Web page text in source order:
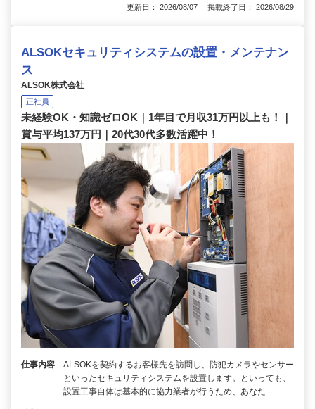
更新日： 2026/08/07 掲載終了日： 2026/08/29
ALSOKセキュリティシステムの設置・メンテナン
ス
ALSOK株式会社
正社員
未経験OK・知識ゼロOK｜1年目で月収31万円以上も！｜
賞与平均137万円｜20代30代多数活躍中！
仕事内容
ALSOKを契約するお客様先を訪問し、防犯カメラやセンサー
といったセキュリティシステムを設置します。といっても、
設置工事自体は基本的に協力業者が行うため、あなた…